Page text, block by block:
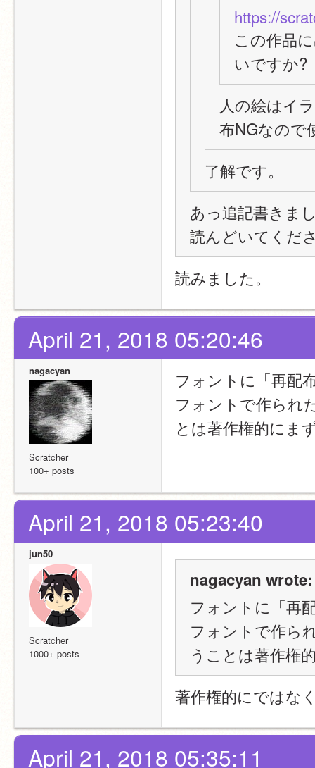
https://
この作品
いですか?
人の絵はイ
布NGなので
了解です。
あっ追記書きま
読んどいてくだ
読みました。
April 21, 2018 05:20:46
nagacyan
Scratcher
100+ posts
フォントに「再配
フォントで作られ
とは著作権的にま
April 21, 2018 05:23:40
jun50
Scratcher
1000+ posts
nagacyan wrote:
フォントに「再
フォントで作ら
うことは著作権
著作権的にではな
April 21, 2018 05:35:11